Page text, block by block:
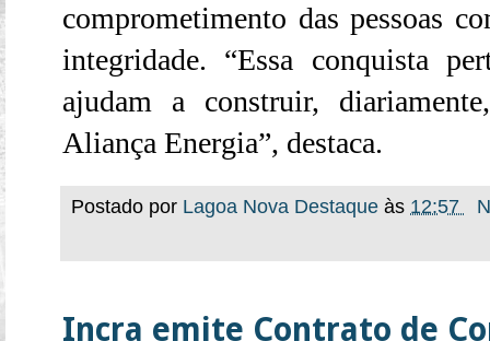
comprometimento das pessoas
integridade. “Essa conquista
ajudam a construir,
Aliança Energia”, destaca.
Postado por Lagoa Nova Destaque às 12:57
Incra emite Contrato de